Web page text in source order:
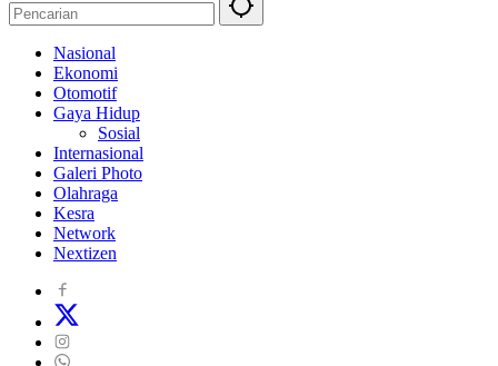
Nasional
Ekonomi
Otomotif
Gaya Hidup
Sosial
Internasional
Galeri Photo
Olahraga
Kesra
Network
Nextizen